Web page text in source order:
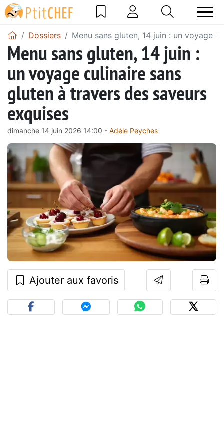
Dossiers Menu sans gluten, 14 juin : un voyage
Menu sans gluten, 14 juin :
un voyage culinaire sans
gluten à travers des saveurs
exquises
dimanche 14 juin 2026 14:00 - Adèle Peyches
Ajouter aux favoris